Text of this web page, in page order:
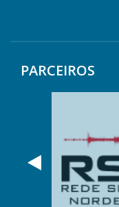
PARCEIROS
Anterior